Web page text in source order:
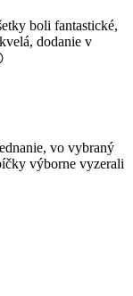
boli fantastické,
dodanie v
vo vybraný
výborne vyzerali